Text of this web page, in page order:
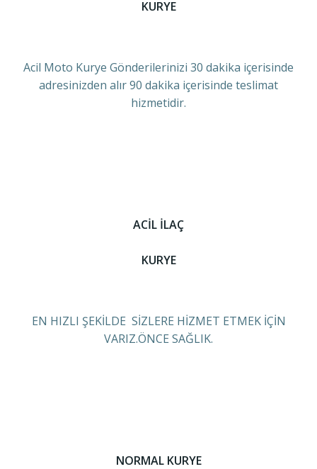
KURYE
Acil Moto Kurye Gönderilerinizi 30 dakika içerisinde
adresinizden alır 90 dakika içerisinde teslimat
hizmetidir.
ACİL İLAÇ
KURYE
EN HIZLI ŞEKİLDE SİZLERE HİZMET ETMEK İÇİN
VARIZ.ÖNCE SAĞLIK.
NORMAL KURYE